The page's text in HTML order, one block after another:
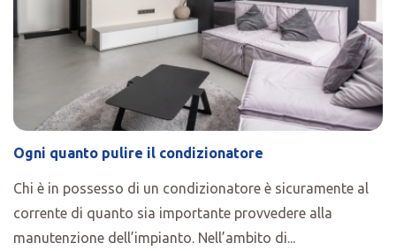
Ogni quanto pulire il condizionatore
Chi è in possesso di un condizionatore è sicuramente al
corrente di quanto sia importante provvedere alla
manutenzione dell’impianto. Nell’ambito di...